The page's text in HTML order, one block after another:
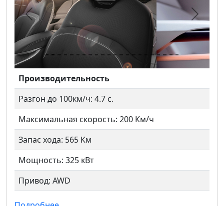
Предыдущий
Производительность
Разгон до 100км/ч: 4.7 с.
Максимальная скорость: 200 Км/ч
Запас хода: 565 Км
Мощность: 325 кВт
Привод: AWD